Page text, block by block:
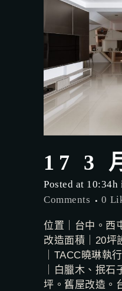
17 3
Posted at 10:34h
Comments
0
位置｜台中。西
改造面積｜20坪
｜TACC曉琳執
｜白臘木、抿
坪。舊屋改造。